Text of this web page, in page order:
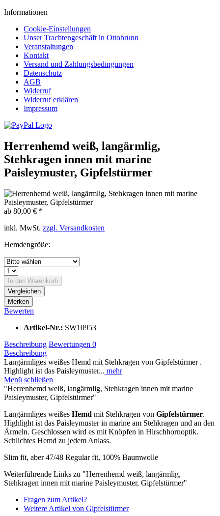
Informationen
Cookie-Einstellungen
Unser Trachtengeschäft in Ottobrunn
Veranstaltungen
Kontakt
Versand und Zahlungsbedingungen
Datenschutz
AGB
Widerruf
Widerruf erklären
Impressum
Herrenhemd weiß, langärmlig,
Stehkragen innen mit marine
Paisleymuster, Gipfelstürmer
ab 80,00 € *
inkl. MwSt. zzgl. Versandkosten
Hemdengröße:
In den Warenkorb
Vergleichen
Merken
Bewerten
Artikel-Nr.: SW10953
Beschreibung Bewertungen 0
Beschreibung
Langärmliges weißes Hemd mit Stehkragen von Gipfelstürmer .
Highlight ist das Paisleymuster... mehr
Menü schließen
"Herrenhemd weiß, langärmlig, Stehkragen innen mit marine
Paisleymuster, Gipfelstürmer"
Langärmliges weißes Hemd mit Stehkragen von Gipfelstürmer.
Highlight ist das Paisleymuster in marine am Stehkragen und an den
Ärmeln. Geschlossen wird es mit Knöpfen in Hirschhornoptik.
Schlichtes Hemd zu jedem Anlass.
Slim fit, aber 47/48 Regular fit, 100% Baumwolle
Weiterführende Links zu "Herrenhemd weiß, langärmlig,
Stehkragen innen mit marine Paisleymuster, Gipfelstürmer"
Fragen zum Artikel?
Weitere Artikel von Gipfelstürmer